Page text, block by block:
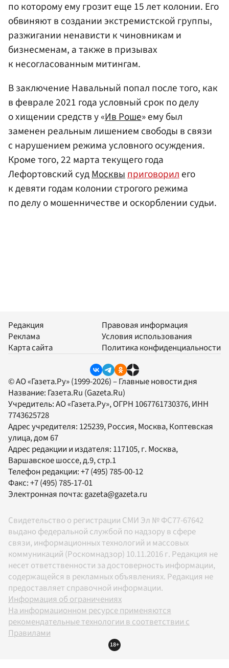
по которому ему грозит еще 15 лет колонии. Его
обвиняют в создании экстремистской группы,
разжигании ненависти к чиновникам и
бизнесменам, а также в призывах
к несогласованным митингам.
В заключение Навальный попал после того, как
в феврале 2021 года условный срок по делу
о хищении средств у «Ив Роше» ему был
заменен реальным лишением свободы в связи
с нарушением режима условного осуждения.
Кроме того, 22 марта текущего года
Лефортовский судМосквыприговорилего
к девяти годам колонии строгого режима
по делу о мошенничестве и оскорблении судьи.
Редакция
Реклама
Карта сайта
Правовая информация
Условия использования
Политика конфиденциальности
© АО «Газета.Ру» (1999-2026) – Главные новости дня
Название: Газета.Ru (Gazeta.Ru)
Учредитель:АО «Газета.Ру», ОГРН 1067761730376, ИНН
7743625728
Адрес учредителя: 125239, Россия, Москва, Коптевская
улица, дом 67
Адрес редакции и издателя: 117105, г. Москва,
Варшавское шоссе, д.9, стр.1
Телефон редакции:+7 (495) 785-00-12
Факс:+7 (495) 785-17-01
Электронная почта:gazeta@gazeta.ru
Свидетельство о регистрации СМИ Эл № ФС77-67642
выдано федеральной службой по надзору в сфере
связи, информационных технологий и массовых
коммуникаций (Роскомнадзор) 10.11.2016 г. Редакция не
несет ответственности за достоверность информации,
содержащейся в рекламных объявлениях. Редакция не
предоставляет справочной информации.
Информация об ограничениях
На информационном ресурсе применяются
рекомендательные технологии в соответствии с
Правилами
18+